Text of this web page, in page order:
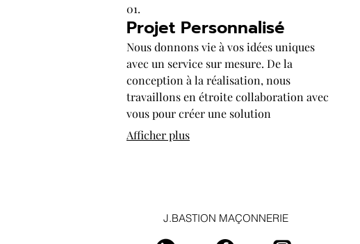
01.
Projet Personnalisé
Nous donnons vie à vos idées uniques
avec un service sur mesure. De la
conception à la réalisation, nous
travaillons en étroite collaboration avec
vous pour créer une solution
parfaitement adaptée à vos besoins
spécifiques. Obtenez un résultat
Afficher plus
J.BASTION MAÇONNERIE